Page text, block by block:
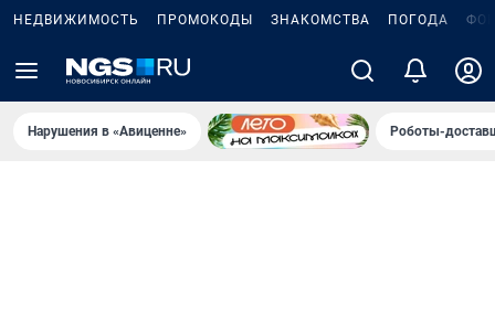
НЕДВИЖИМОСТЬ ПРОМОКОДЫ ЗНАКОМСТВА ПОГОДА
Нарушения в «Авиценне» Роботы-